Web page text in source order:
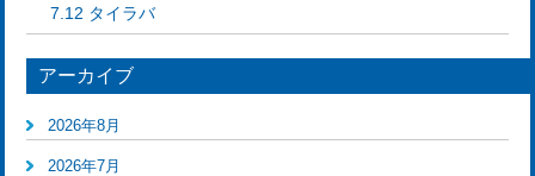
7.12 タイラバ
アーカイブ
2026年8月
2026年7月